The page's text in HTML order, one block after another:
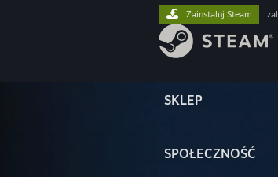
SKLEP
SPOŁECZNOŚĆ
Zainstaluj Steam